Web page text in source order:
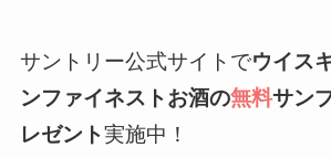
サントリー公式サイトでウイス
ンファイネストお酒の無料サン
レゼント実施中！